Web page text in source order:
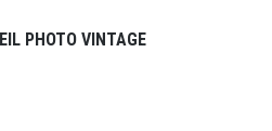
PHOTO VINTAGE